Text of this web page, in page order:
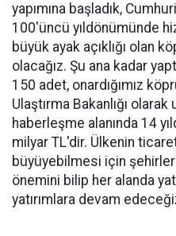
yapımına başladık,
100'üncü yıldönümünde
büyük ayak açıklığı olan
olacağız. Şu ana kadar
150 adet, onardığımız
Ulaştırma Bakanlığı
haberleşme alanında 14
milyar TL'dir. Ülkenin
büyüyebilmesi için
önemini bilip her alanda
yatırımlara devam